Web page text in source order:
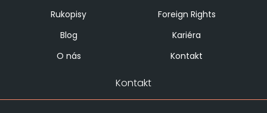
Rukopisy
Foreign Rights
Blog
Kariéra
O nás
Kontakt
Kontakt